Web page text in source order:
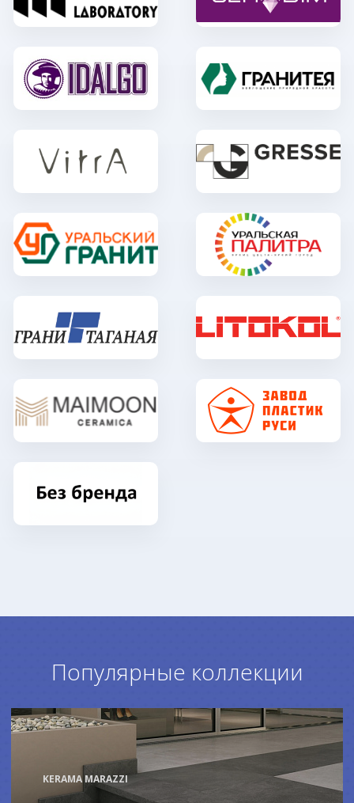
Популярные коллекции
KERAMA MARAZZI